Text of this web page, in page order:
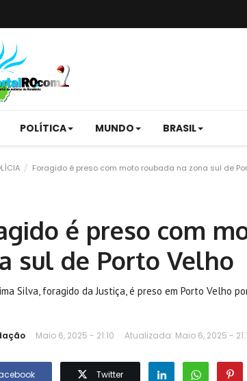
POLÍTICA MUNDO BRASIL
Foragido é preso com moto roubada na zona sul de
é preso com
sul de Porto Velho
Silva, foragido da Justiça, é preso em Porto Velho
Maio 6, 2025 - 21:10 Atualizada: Maio 6, 2025 -
Twitter